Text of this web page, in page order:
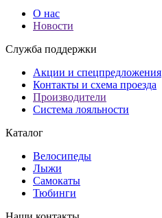
О нас
Новости
Служба поддержки
Акции и спецпредложения
Контакты и схема проезда
Производители
Система лояльности
Каталог
Велосипеды
Лыжи
Самокаты
Тюбинги